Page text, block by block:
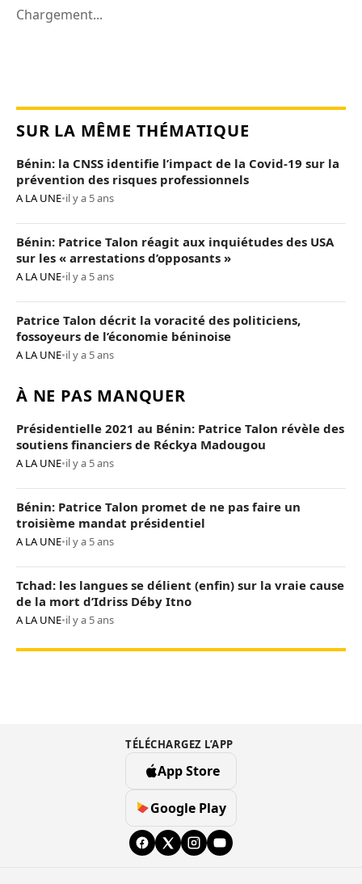
Chargement...
SUR LA MÊME THÉMATIQUE
Bénin: la CNSS identifie l’impact de la Covid-19 sur la
prévention des risques professionnels
A LA UNE•il y a 5 ans
Bénin: Patrice Talon réagit aux inquiétudes des USA
sur les « arrestations d’opposants »
A LA UNE•il y a 5 ans
Patrice Talon décrit la voracité des politiciens,
fossoyeurs de l’économie béninoise
A LA UNE•il y a 5 ans
À NE PAS MANQUER
Présidentielle 2021 au Bénin: Patrice Talon révèle des
soutiens financiers de Réckya Madougou
A LA UNE•il y a 5 ans
Bénin: Patrice Talon promet de ne pas faire un
troisième mandat présidentiel
A LA UNE•il y a 5 ans
Tchad: les langues se délient (enfin) sur la vraie cause
de la mort d’Idriss Déby Itno
A LA UNE•il y a 5 ans
TÉLÉCHARGEZ L’APP
App Store
Google Play